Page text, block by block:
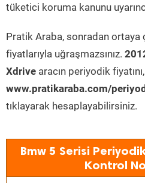
tüketici koruma kanunu
Pratik Araba, sonradan ortaya
fiyatlarıyla uğraşmazsınız.
Xdrive aracın periyodik fiyatını,
www.pratikaraba.com/
tıklayarak hesaplayabilirsiniz.
Bmw 5 Serisi
Kontrol